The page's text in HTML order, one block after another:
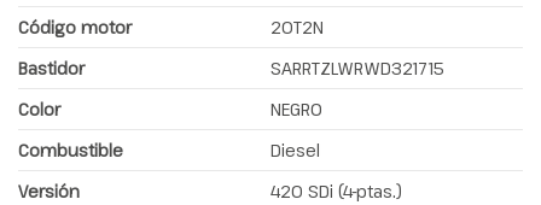
Código motor
20T2N
Bastidor
SARRTZLWRWD321715
Color
NEGRO
Combustible
Diesel
Versión
420 SDi (4-ptas.)